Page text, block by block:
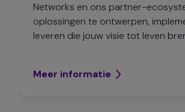
Networks en ons partner-
oplossingen te ontwerpen,
leveren die jouw visie tot leven
Meer informatie